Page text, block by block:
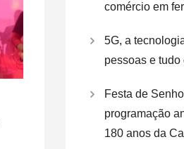
comércio em
5G, a
pessoas e tudo
Festa de
programação
180 anos da